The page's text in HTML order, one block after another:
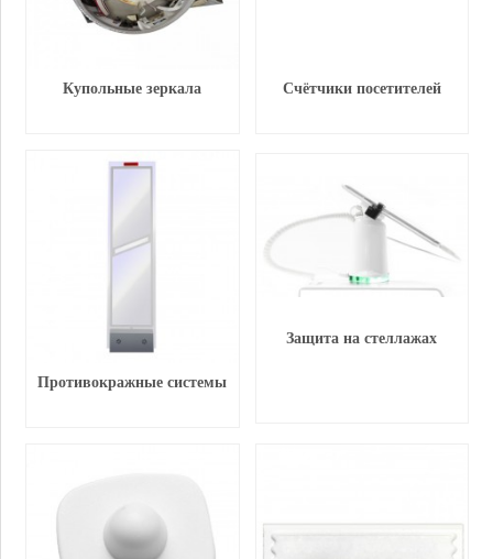
Купольные зеркала Счётчики посетителей
Противокражные системы
Защита на стеллажах